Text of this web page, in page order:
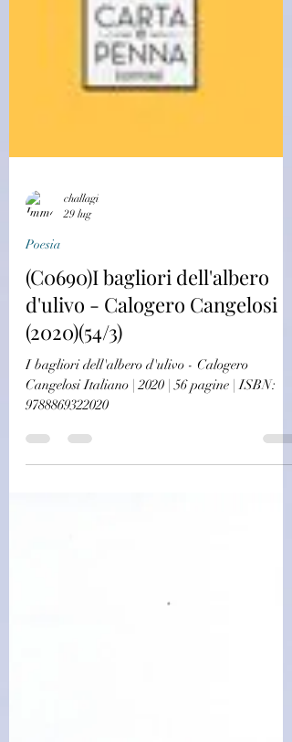
Poesia
(C0690)I bagliori dell'albero
d'ulivo - Calogero Cangelosi
(2020)(54/3)
I bagliori dell'albero d'ulivo - Calogero
Cangelosi Italiano | 2020 | 56 pagine | ISBN: